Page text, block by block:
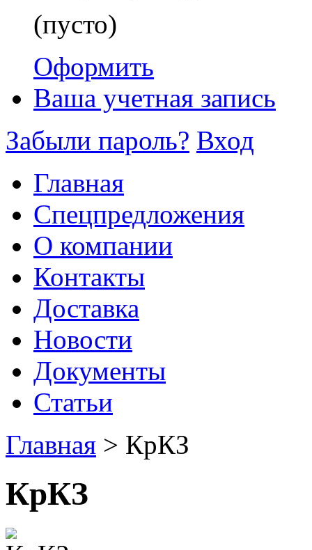
(пусто)
Оформить
Ваша учетная запись
Забыли пароль? Вход
Главная
Спецпредложения
О компании
Контакты
Доставка
Новости
Документы
Статьи
Главная > КрКЗ
КрКЗ